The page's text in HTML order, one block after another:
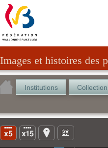
Images et histoires des
Institutions